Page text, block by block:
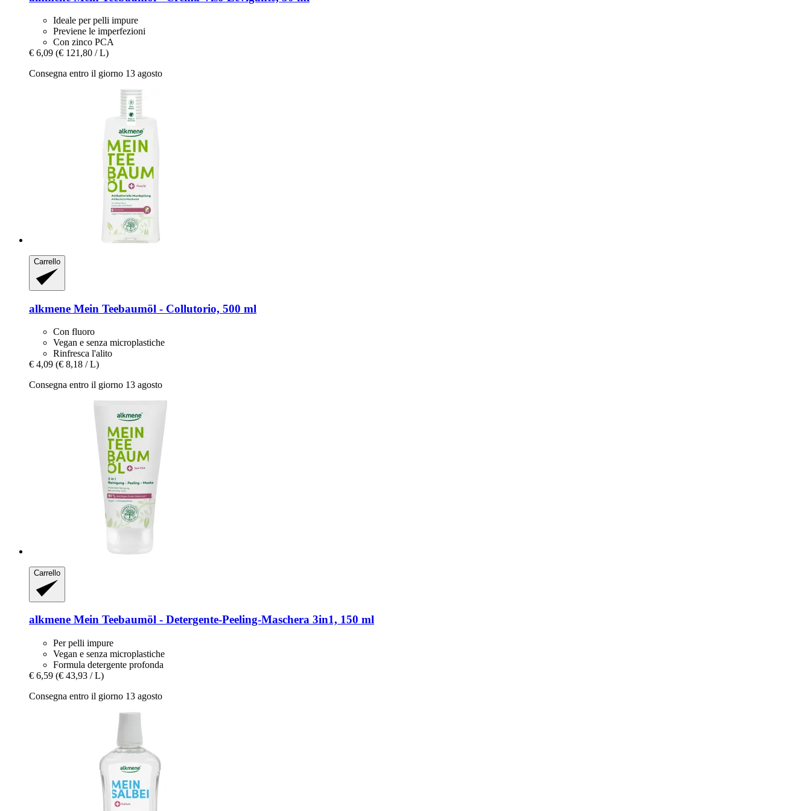
Ideale per pelli impure
Previene le imperfezioni
Con zinco PCA
€ 6,09 (€ 121,80 / L)
Consegna entro il giorno 13 agosto
Carrello
alkmene Mein Teebaumöl -​ Collutorio, 500 ml
Con fluoro
Vegan e senza microplastiche
Rinfresca l'alito
€ 4,09 (€ 8,18 / L)
Consegna entro il giorno 13 agosto
Carrello
alkmene Mein Teebaumöl -​ Detergente-​Peeling-​Maschera 3in1, 150 ml
Per pelli impure
Vegan e senza microplastiche
Formula detergente profonda
€ 6,59 (€ 43,93 / L)
Consegna entro il giorno 13 agosto